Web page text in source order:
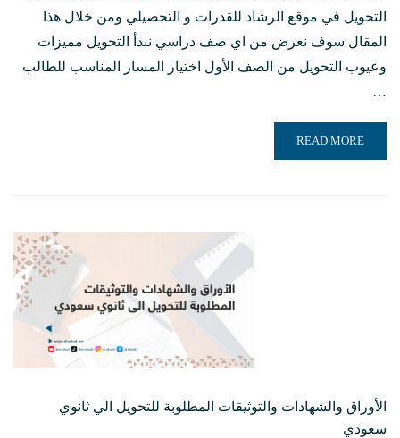
التحويل في موقع الرشاد للقدرات و التحصيلي ومن خلال هذا
المقال سوف نعرض من اي صف دراسي نبدأ التحويل مميزات
وعيوب التحويل من الصف الأول اختيار المسار المناسب للطالب
…
READ MORE ABOUT الأفضل عند التحويل الي ثانوي سعودي ومن أي صف دراسي نبدأ التحويل
READ MORE
الأوراق والشهادات والتوثيقات المطلوبة للتحويل الي ثانوي
سعودي